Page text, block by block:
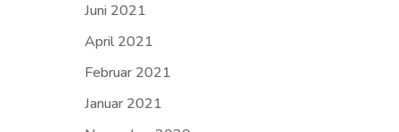
Juni 2021
April 2021
Februar 2021
Januar 2021